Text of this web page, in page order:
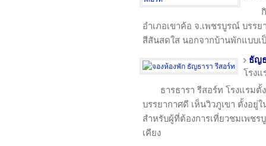
อำเภอเขาค้อ จ.เพชรบูรณ์ บรร
สีสันสดใส นอกจากบ้านพักแบบเ
ธัญ
โรง
ธารธารา รีสอร์ท โรงแรมตั้
บรรยากาศดี เห็นวิวภูเขา ตั้งอยู่
สำหรับผู้ที่ต้องการเที่ยวชมเพช
เคียง